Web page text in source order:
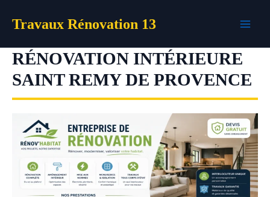
Travaux Rénovation 13
RÉNOVATION INTÉRIEURE
SAINT REMY DE PROVENCE